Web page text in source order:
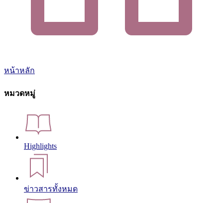
หน้าหลัก
หมวดหมู่
Highlights
ข่าวสารทั้งหมด